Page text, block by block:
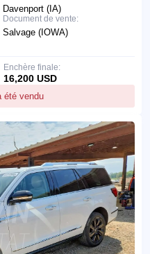
Davenport (IA)
Document de vente:
Salvage (IOWA)
été vendu
Enchère finale:
16,200 USD